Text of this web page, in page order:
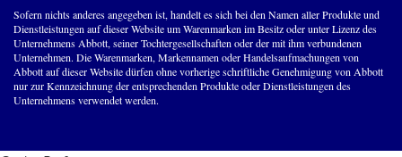
Sofern nichts anderes angegeben ist, handelt es sich bei den Namen aller Produkte und
Dienstleistungen auf dieser Website um Warenmarken im Besitz oder unter Lizenz des
Unternehmens Abbott, seiner Tochtergesellschaften oder der mit ihm verbundenen
Unternehmen. Die Warenmarken, Markennamen oder Handelsaufmachungen von
Abbott auf dieser Website dürfen ohne vorherige schriftliche Genehmigung von Abbott
nur zur Kennzeichnung der entsprechenden Produkte oder Dienstleistungen des
Unternehmens verwendet werden.